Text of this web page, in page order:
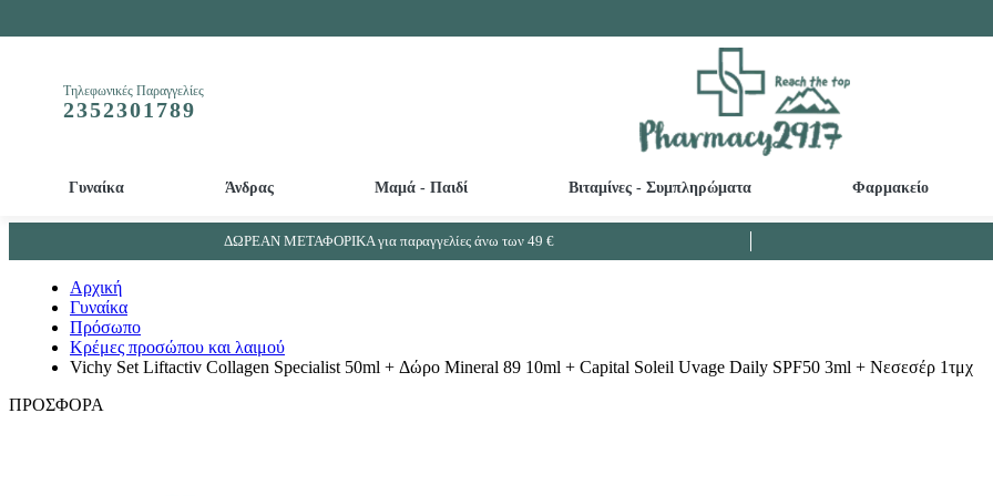
Τηλεφωνικές Παραγγελίες
2352301789
Γυναίκα Άνδρας Μαμά - Παιδί Βιταμίνες - Συμπληρώματα Φαρμακείο
ΔΩΡΕΑΝ ΜΕΤΑΦΟΡΙΚΑ για παραγγελίες άνω των 49 €
Αρχική
Γυναίκα
Πρόσωπο
Κρέμες προσώπου και λαιμού
Vichy Set Liftactiv Collagen Specialist 50ml + Δώρο Mineral 89 10ml + Capital Soleil Uvage Daily SPF50 3ml + Νεσεσέρ 1τμχ
ΠΡΟΣΦΟΡΑ